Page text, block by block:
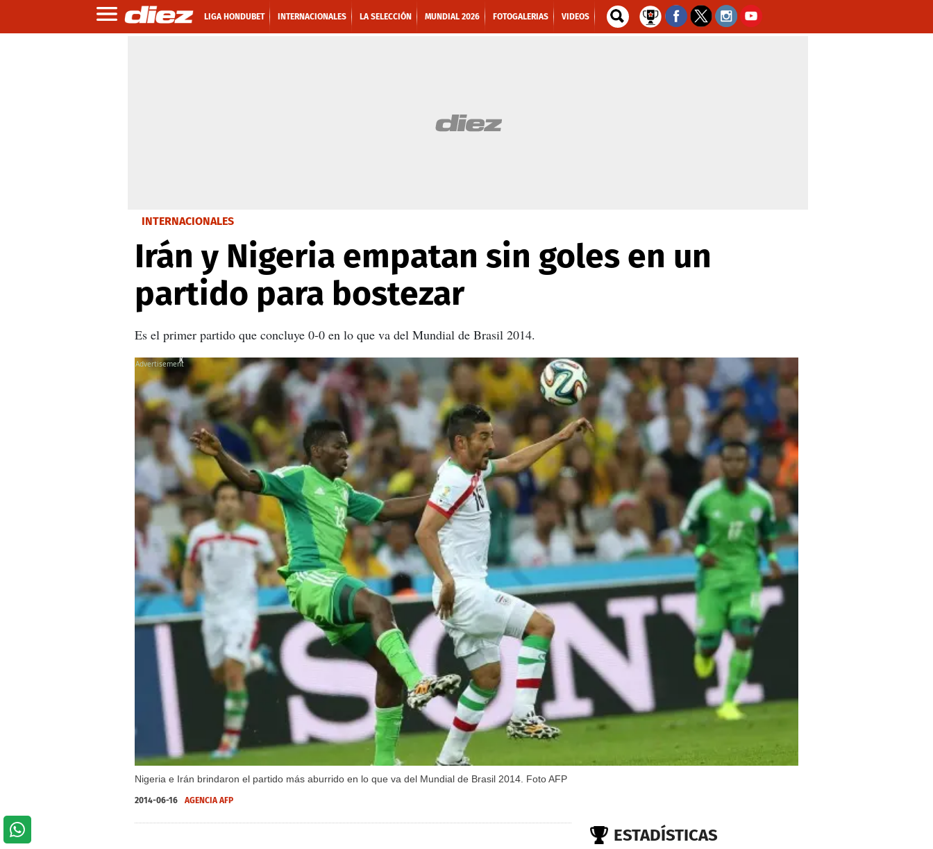
LIGA HONDUBET INTERNACIONALES LA SELECCIÓN MUNDIAL 2026 FOTOGALERIAS VIDEOS
INTERNACIONALES
Irán y Nigeria empatan sin goles en un
partido para bostezar
Es el primer partido que concluye 0-0 en lo que va del Mundial de Brasil 2014.
Nigeria e Irán brindaron el partido más aburrido en lo que va del Mundial de Brasil 2014. Foto AFP
X
2014-06-16 AGENCIA AFP
ESTADÍSTICAS